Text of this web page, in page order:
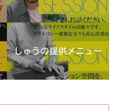
しゅうの提供メニュー